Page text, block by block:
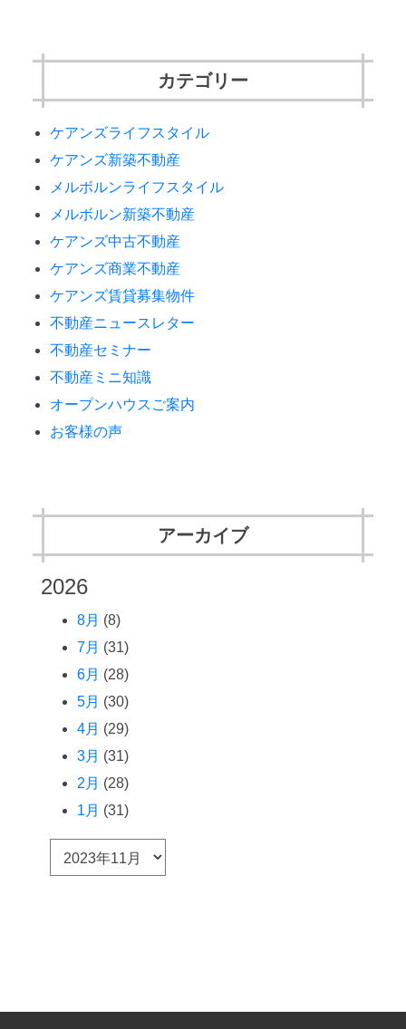
カテゴリー
ケアンズライフスタイル
ケアンズ新築不動産
メルボルンライフスタイル
メルボルン新築不動産
ケアンズ中古不動産
ケアンズ商業不動産
ケアンズ賃貸募集物件
不動産ニュースレター
不動産セミナー
不動産ミニ知識
オープンハウスご案内
お客様の声
アーカイブ
2026
8月 (8)
7月 (31)
6月 (28)
5月 (30)
4月 (29)
3月 (31)
2月 (28)
1月 (31)
ー